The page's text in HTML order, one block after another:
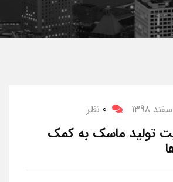
0 نظر
تولید ماسک به کمک